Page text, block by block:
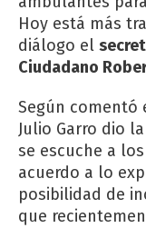
Hoy está más
diálogo el
Ciudadano
Según
Julio Garro dio
se escuche a
acuerdo a lo
posibilidad de
que